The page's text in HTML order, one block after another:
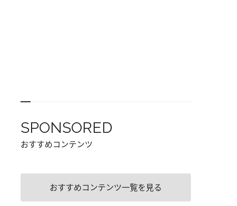
SPONSORED
おすすめコンテンツ
おすすめコンテンツ一覧を見る